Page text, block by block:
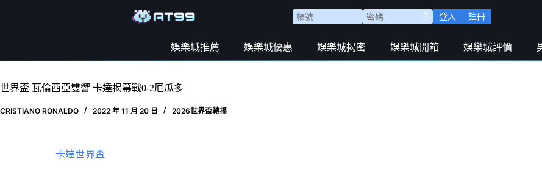
登入 註冊
娛樂城推薦 娛樂城優惠 娛樂城揭密 娛樂城開箱 娛樂城評價
世界盃 瓦倫西亞雙響 卡達揭幕戰0-2厄瓜多
CRISTIANO RONALDO 2022 年 11 月 20 日 2026世界盃轉播
卡達世界盃